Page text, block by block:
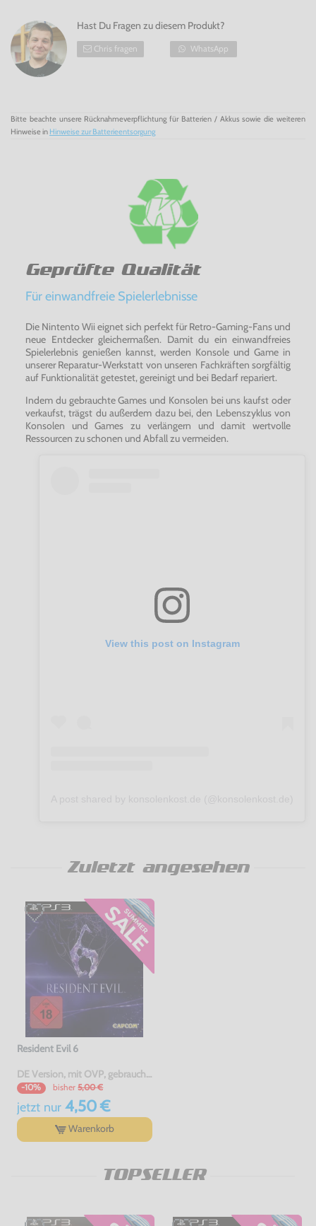
Hast Du Fragen zu diesem Produkt?
Chris fragen WhatsApp
Bitte beachte unsere Rücknahmeverpflichtung für Batterien / Akkus sowie die weiteren
Hinweise in Hinweise zur Batterieentsorgung
Geprüfte Qualität
Für einwandfreie Spielerlebnisse
Die Nintento Wii eignet sich perfekt für Retro-Gaming-Fans und
neue Entdecker gleichermaßen. Damit du ein einwandfreies
Spielerlebnis genießen kannst, werden Konsole und Game in
unserer Reparatur-Werkstatt von unseren Fachkräften sorgfältig
auf Funktionalität getestet, gereinigt und bei Bedarf repariert.
Indem du gebrauchte Games und Konsolen bei uns kaufst oder
verkaufst, trägst du außerdem dazu bei, den Lebenszyklus von
Konsolen und Games zu verlängern und damit wertvolle
Ressourcen zu schonen und Abfall zu vermeiden.
View this post on Instagram
Zuletzt angesehen
Resident Evil 6
DE Version, mit OVP, gebraucht, USK18
-10% bisher 5,00 €
jetzt nur4,50 €
Warenkorb
TOPSELLER